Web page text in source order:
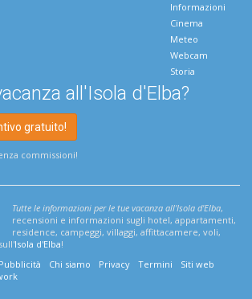
Informazioni
Cinema
Meteo
Webcam
Storia
all'Isola d'Elba?
gratuito!
commissioni!
Tutte le informazioni per le tue vacanza all'Isola d'Elba,
recensioni e informazioni sugli hotel, appartamenti,
residence, campeggi, villaggi, affittacamere, voli,
Isola d'Elba!
Pubblicità Chi siamo Privacy Termini
Siti web